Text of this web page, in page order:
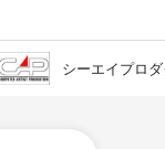
シーエイプロ